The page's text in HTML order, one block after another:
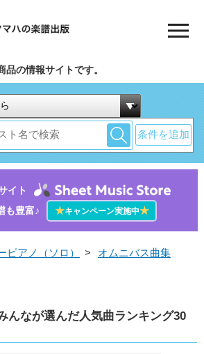
品の情報サイトです。
条件を追加
イト
も豊富♪
★キャンペーン実施中★
ピアノ（ソロ） > オムニバス曲集
んなが選んだ人気曲ランキング30